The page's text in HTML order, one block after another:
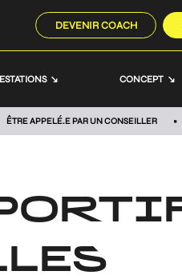
DEVENIR COACH
CONCEPT
ÊTRE APPELÉ.E PAR UN CONSEILLER